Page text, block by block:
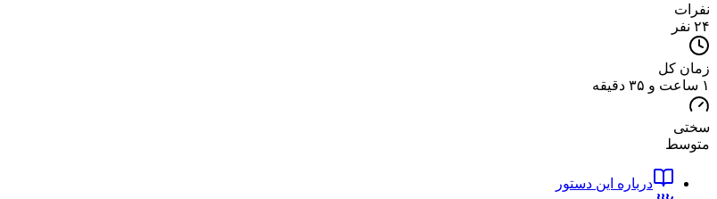
نفرات
۲۴ نفر
زمان کل
۱ ساعت و ۳۵ دقیقه
سختی
متوسط
درباره این دستور